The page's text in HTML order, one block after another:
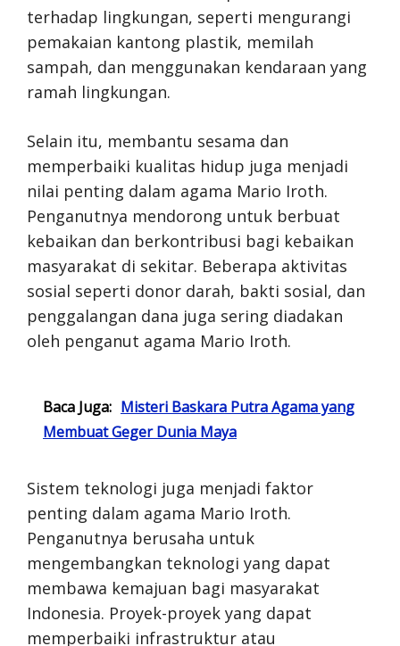
terhadap lingkungan, seperti mengurangi
pemakaian kantong plastik, memilah
sampah, dan menggunakan kendaraan yang
ramah lingkungan.
Selain itu, membantu sesama dan
memperbaiki kualitas hidup juga menjadi
nilai penting dalam agama Mario Iroth.
Penganutnya mendorong untuk berbuat
kebaikan dan berkontribusi bagi kebaikan
masyarakat di sekitar. Beberapa aktivitas
sosial seperti donor darah, bakti sosial, dan
penggalangan dana juga sering diadakan
oleh penganut agama Mario Iroth.
Baca Juga: Misteri Baskara Putra Agama yang
Membuat Geger Dunia Maya
Sistem teknologi juga menjadi faktor
penting dalam agama Mario Iroth.
Penganutnya berusaha untuk
mengembangkan teknologi yang dapat
membawa kemajuan bagi masyarakat
Indonesia. Proyek-proyek yang dapat
memperbaiki infrastruktur atau